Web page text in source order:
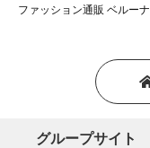
ファッション通販 ベルーナ
グループサイト